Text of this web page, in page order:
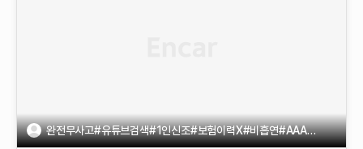
완전무사고#유튜브검색#1인신조#보험이력X#비흡연#AAA급#제조사